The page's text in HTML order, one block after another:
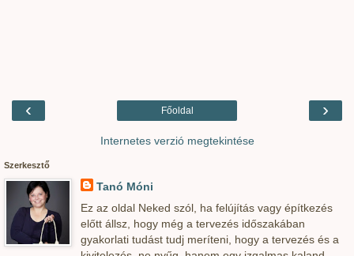
‹ ›
Főoldal
Internetes verzió megtekintése
Szerkesztő
Tanó Móni
Ez az oldal Neked szól, ha felújítás vagy építkezés
előtt állsz, hogy még a tervezés időszakában
gyakorlati tudást tudj meríteni, hogy a tervezés és a